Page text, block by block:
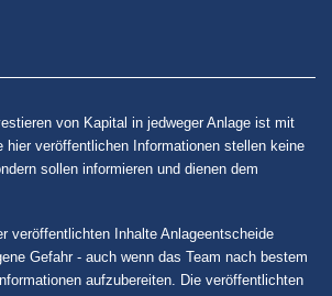
von Kapital in jedweger Anlage ist mit
hier veröffentlichen Informationen stellen keine
sollen informieren und dienen dem
veröffentlichten Inhalte Anlageentscheide
Gefahr - auch wenn das Team nach bestem
aufzubereiten. Die veröffentlichten